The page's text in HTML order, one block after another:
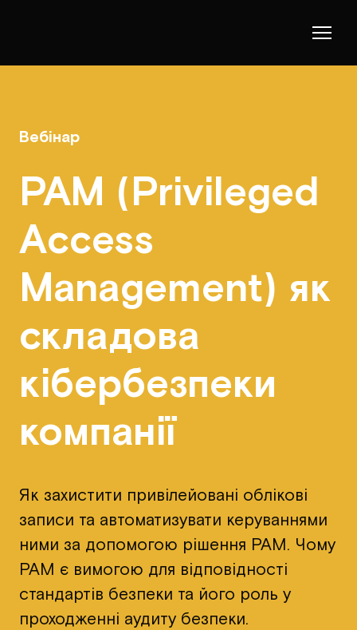
Вебінар
PAM (Privileged
Access
Management) як
складова
кібербезпеки
компанії
Як захистити привілейовані облікові
записи та автоматизувати керуваннями
ними за допомогою рішення PAM. Чому
PAM є вимогою для відповідності
стандартів безпеки та його роль у
проходженні аудиту безпеки.